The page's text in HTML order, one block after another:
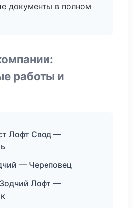
документы в полном
работы и
Лофт Свод —
— Череповец
Лофт —